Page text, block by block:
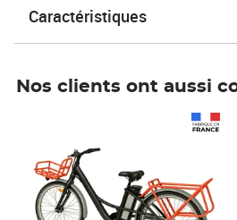
Caractéristiques
Nos clients ont aussi